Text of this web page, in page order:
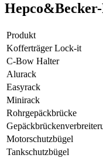
Produkt
Kofferträger Lock-it
C-Bow Halter
Alurack
Easyrack
Minirack
Rohrgepäckbrücke
Motorschutzbügel
Tankschutzbügel